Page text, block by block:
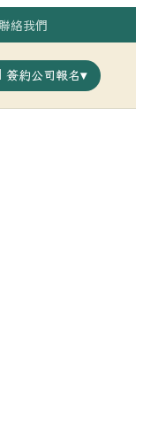
絡我們
簽約公司報名▾